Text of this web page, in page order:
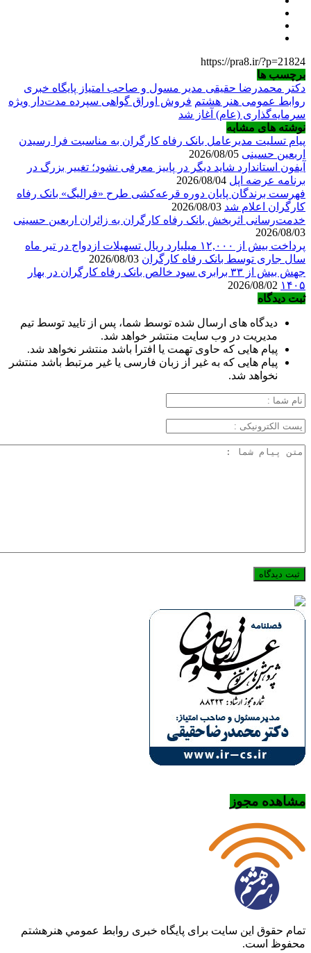
https://pra8.ir/?p=21824
برچسب ها
دکتر محمدرضا حقیقی مدیر مسول و صاحب امتیاز پایگاه خبری
روابط عمومی هنر هشتم فروش اوراق گواهی سپرده مدت‌دار ویژه
سرمایه‌گذاری (عام) آغاز شد
نوشته های مشابه
پیام تسلیت مدیرعامل بانک رفاه کارگران به مناسبت فرا رسیدن
اربعین حسینی
آیفون استاندارد شاید دیگر در پاییز معرفی نشود؛ تغییر بزرگ در
برنامه عرضه اپل
فهرست برندگان پایان دوره قرعه‌کشی طرح «فرالیگ» بانک رفاه
کارگران اعلام شد
خدمت‌رسانی اثربخش بانک رفاه کارگران به زائران اربعین حسینی
2026/08/03
پرداخت بیش از ۱۲,۰۰۰ میلیارد ریال تسهیلات ازدواج در تیر ماه
سال جاری توسط بانک رفاه کارگران
جهش بیش از ۳۳ برابری سود خالص بانک رفاه کارگران در بهار
۱۴۰۵
ثبت دیدگاه
دیدگاه های ارسال شده توسط شما، پس از تایید توسط تیم
مدیریت در وب سایت منتشر خواهد شد.
پیام هایی که حاوی تهمت یا افترا باشد منتشر نخواهد شد.
پیام هایی که به غیر از زبان فارسی یا غیر مرتبط باشد منتشر
نخواهد شد.
مشاهده مجوز
تمام حقوق این سایت برای پایگاه خبری روابط عمومي هنرهشتم
محفوظ است.